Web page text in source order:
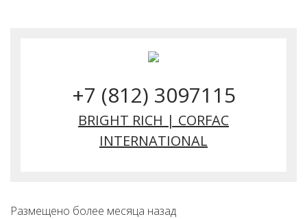
+7 (812) 3097115
BRIGHT RICH | CORFAC
INTERNATIONAL
Размещено более месяца назад